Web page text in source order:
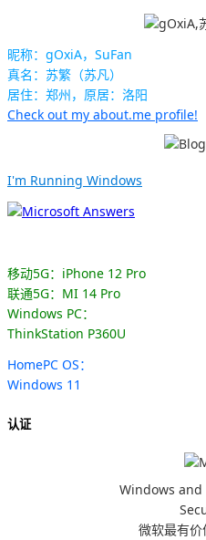
昵称：gOxiA，SuFan
真名：苏繁（苏凡）
居住：郑州，原居：洛阳
Check out my about.me profile!
I'm Running Windows
移动5G：iPhone 12 Pro
联通5G：MI 14 Pro
Windows PC：
ThinkStation P360U
HomePC OS：
Windows 11
认证
Windows and
微软最有价